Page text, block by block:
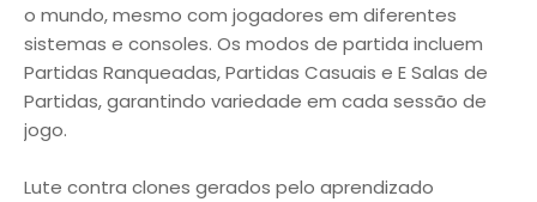
o mundo, mesmo com jogadores em diferentes
sistemas e consoles. Os modos de partida incluem
Partidas Ranqueadas, Partidas Casuais e E Salas de
Partidas, garantindo variedade em cada sessão de
jogo.
Lute contra clones gerados pelo aprendizado